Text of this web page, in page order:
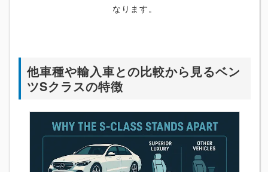
なります。
他車種や輸入車との比較から見るベン
ツSクラスの特徴